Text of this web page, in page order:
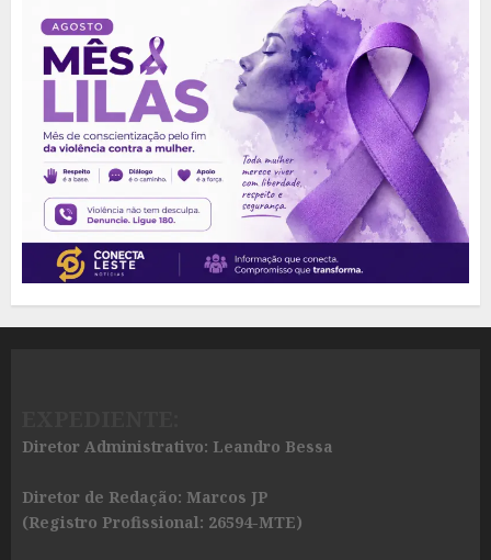
Diretor Administrativo: Leandro Bessa
Diretor de Redação: Marcos JP
(Registro Profissional: 26594-MTE)